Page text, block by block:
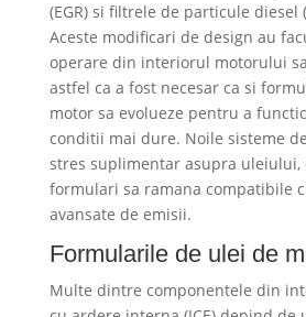
(EGR) si filtrele de particule diesel
Aceste modificari de design au
operare din interiorul motorului
astfel ca a fost necesar ca si
motor sa evolueze pentru a
conditii mai dure. Noile sisteme
stres suplimentar asupra uleiului,
formulari sa ramana compatibile
avansate de emisii.
Formularile de ulei de
Multe dintre componentele din